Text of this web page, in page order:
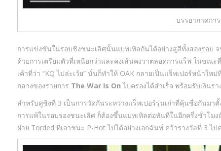
บรรยากาศกา
การแข่งขันในรอบชิงชนะเลิศนั้นแบทเทิลกันได้อย่างสูสีทั้งสองรอบ
ด้วยการเตรียมตัวที่เหนือกว่าและคงเส้นคงวาตลอดการแร็พ ในข
เค้าที่ว่า “KQ ไปล่ะเว้ย” นั่นก็ทำให้ OAK กลายเป็นแร็พเปอร์หน้าใ
กลางของรายการ The War Is On ไปครองได้สำเร็จ พร้อมรับเงิน
สำหรับคู่ชิงที่ 3 เป็นการวัดกันระหว่างแร็พเปอร์รุ่นเก่าที่คุ้นชื่อกันมา
การแพ้ในรอบรองชนะเลิศ ก็ต้องขึ้นแบทเทิลต่อทันทีในอีกครึ่งชั่วโม
ฝ่าย Torded ที่เอาชนะ P-Hot ไปได้อย่างเอกฉันท์ คว้ารางวัลที่ 3